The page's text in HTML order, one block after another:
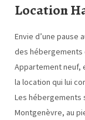
Location
Envie d’une pause
des hébergements
Appartement neuf,
la location qui lui
Les hébergements
Montgenèvre, au